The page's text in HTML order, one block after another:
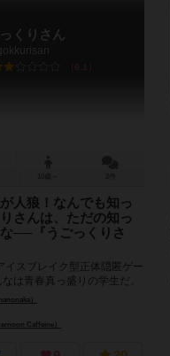
くりさん
6.1
人狼！なんでも知っ
さんは、ただの知っ
──『うごっくりさ
イスブレイク型正体隠匿ゲー
は青春真っ盛りの学生だ。
象のフリをしながら５円玉
にも知っ...
）
Caffeine）